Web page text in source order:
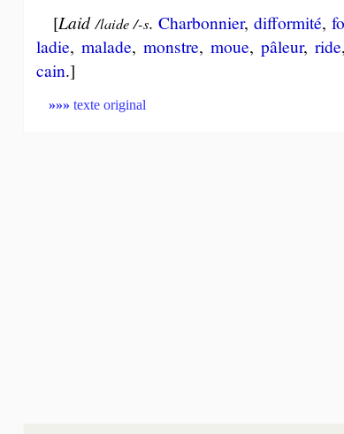
[Laid /laide /-s.Char­bon­nier,dif­for­mi­té,
la­die, ma­lade, monstre, moue, pâ­leur,ride
cain.]
»»» texte original